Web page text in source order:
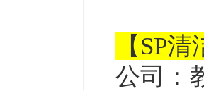
【SP
公司：